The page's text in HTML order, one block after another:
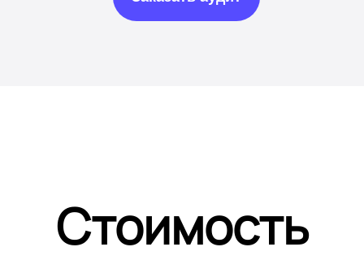
Стоимость